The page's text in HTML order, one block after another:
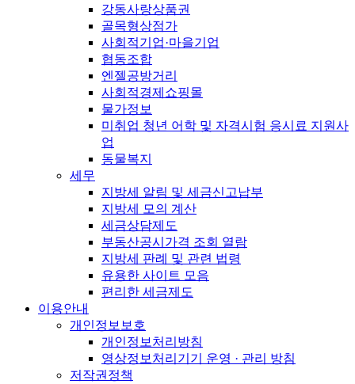
강동사랑상품권
골목형상점가
사회적기업·마을기업
협동조합
엔젤공방거리
사회적경제쇼핑몰
물가정보
미취업 청년 어학 및 자격시험 응시료 지원사
업
동물복지
세무
지방세 알림 및 세금신고납부
지방세 모의 계산
세금상담제도
부동산공시가격 조회 열람
지방세 판례 및 관련 법령
유용한 사이트 모음
편리한 세금제도
이용안내
개인정보보호
개인정보처리방침
영상정보처리기기 운영 · 관리 방침
저작권정책